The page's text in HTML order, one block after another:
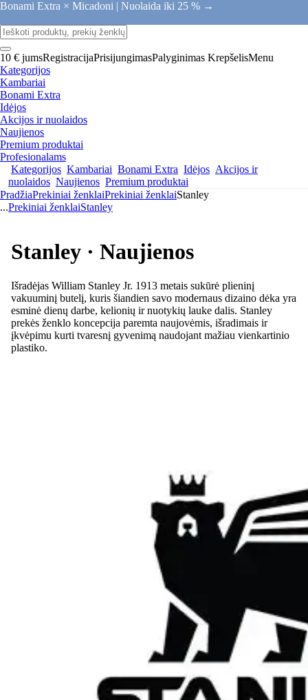
Bonami Extra × Micadoni | Nuolaida iki 25 % →
10 € jumsRegistracijaPrisijungimasPalyginimas KrepšelisMenu
Kategorijos
Kambariai
Bonami Extra
Idėjos
Akcijos ir nuolaidos
Naujienos
Premium produktai
Profesionalams
Kategorijos Kambariai Bonami Extra Idėjos Akcijos ir
nuolaidos Naujienos Premium produktai
PradžiaPrekiniai ženklaiPrekiniai ženklaiStanley
...Prekiniai ženklaiStanley
Stanley · Naujienos
Išradėjas William Stanley Jr. 1913 metais sukūrė plieninį
vakuuminį butelį, kuris šiandien savo modernaus dizaino dėka yra
esminė dienų darbe, kelionių ir nuotykių lauke dalis. Stanley
prekės ženklo koncepcija paremta naujovėmis, išradimais ir
įkvėpimu kurti tvaresnį gyvenimą naudojant mažiau vienkartinio
plastiko.